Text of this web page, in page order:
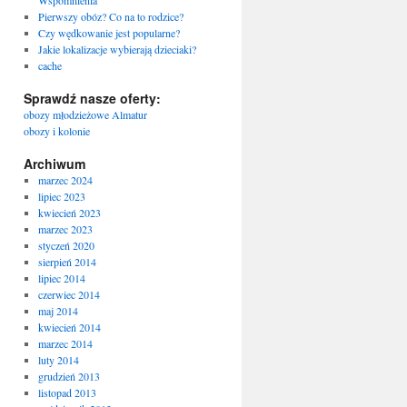
Pierwszy obóz? Co na to rodzice?
Czy wędkowanie jest popularne?
Jakie lokalizacje wybierają dzieciaki?
cache
Sprawdź nasze oferty:
obozy młodzieżowe Almatur
obozy i kolonie
Archiwum
marzec 2024
lipiec 2023
kwiecień 2023
marzec 2023
styczeń 2020
sierpień 2014
lipiec 2014
czerwiec 2014
maj 2014
kwiecień 2014
marzec 2014
luty 2014
grudzień 2013
listopad 2013